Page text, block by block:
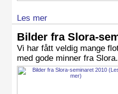
Les mer
Bilder fra Slora-
Vi har fått veldig mange
med gode minner fra Slora.